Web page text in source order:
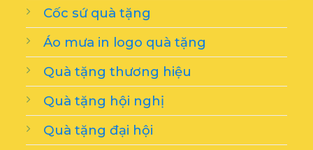
Cốc sứ quà tặng
Áo mưa in logo quà tặng
Quà tặng thương hiệu
Quà tặng hội nghị
Quà tặng đại hội